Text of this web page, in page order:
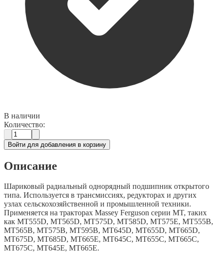
В наличии
Количество:
Войти для добавления в корзину
Описание
Шариковый радиальный однорядный подшипник открытого
типа. Используется в трансмиссиях, редукторах и других
узлах сельскохозяйственной и промышленной техники.
Применяется на тракторах Massey Ferguson серии MT, таких
как MT555D, MT565D, MT575D, MT585D, MT575E, MT555B,
MT565B, MT575B, MT595B, MT645D, MT655D, MT665D,
MT675D, MT685D, MT665E, MT645C, MT655C, MT665C,
MT675C, MT645E, MT665E.